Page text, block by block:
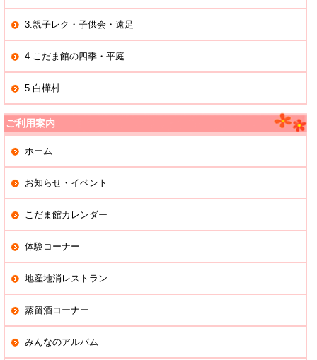
3.親子レク・子供会・遠足
4.こだま館の四季・平庭
5.白樺村
ご利用案内
ホーム
お知らせ・イベント
こだま館カレンダー
体験コーナー
地産地消レストラン
蒸留酒コーナー
みんなのアルバム